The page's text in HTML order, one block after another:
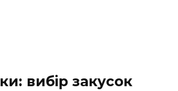
вибір закусок